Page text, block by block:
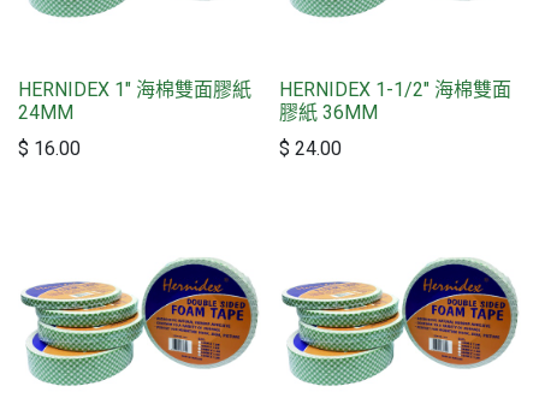
HERNIDEX 1" 海棉雙面膠紙
24MM
$ 16.00
HERNIDEX 1-1/2" 海棉雙面
膠紙 36MM
$ 24.00